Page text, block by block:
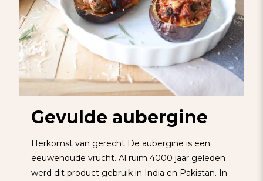
Gevulde aubergine
Herkomst van gerecht De aubergine is een
eeuwenoude vrucht. Al ruim 4000 jaar geleden
werd dit product gebruik in India en Pakistan. In